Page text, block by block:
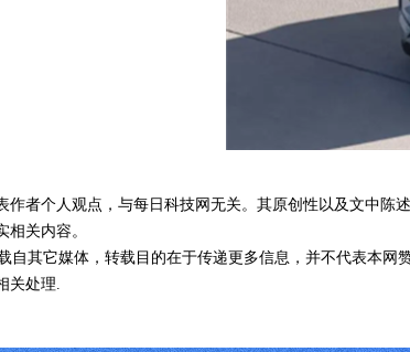
作者个人观点，与每日科技网无关。其原创性以及文中
相关内容。
其它媒体，转载目的在于传递更多信息，并不代表本网
关处理.